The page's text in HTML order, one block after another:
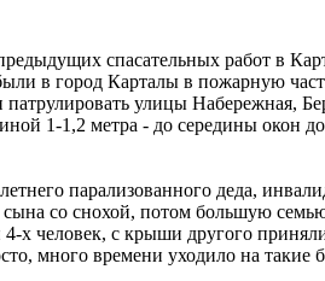
спасательных работ в
в город Карталы в пожарную
улицы Набережная,
1-1,2 метра - до середины окон
парализованного деда,
со снохой, потом большую семью
х человек, с крыши другого
много времени уходило на такие